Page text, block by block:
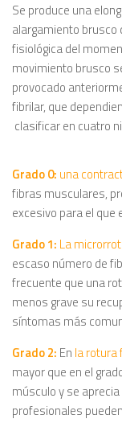
Se produce una
alargamiento brusco
fisiológica del
movimiento brusco
provocado
fibrilar, que
clasificar en cuatro
Grado 0: una
fibras musculares,
excesivo para el que
Grado 1: La
escaso número de
frecuente que una
menos grave su
síntomas más
Grado 2: En la rotura
mayor que en el
músculo y se
profesionales